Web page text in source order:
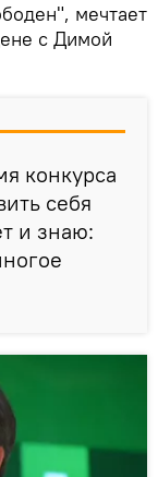
мечтает
с Димой
конкурса
себя
и знаю: